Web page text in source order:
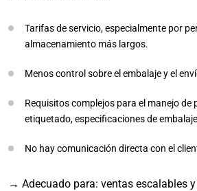
Tarifas de servicio, especialmente por
almacenamiento más largos.
Menos control sobre el embalaje y el
Requisitos complejos para el manejo de
etiquetado, especificaciones de
No hay comunicación directa con el
→ Adecuado para: ventas escalables